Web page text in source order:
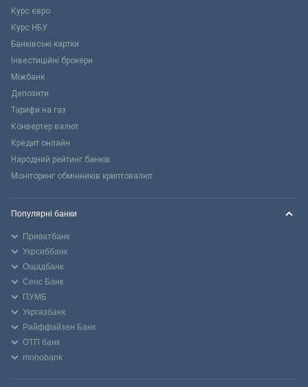
Курс євро
Курс НБУ
Банківські картки
Інвестиційні брокери
Міжбанк
Депозити
Тарифи на газ
Конвертер валют
Кредит онлайн
Народний рейтинг банків
Моніторинг обмінників криптовалют
Популярні банки
Приватбанк
Укрсиббанк
Ощадбанк
Сенс Банк
ПУМБ
Укргазбанк
Райффайзен Банк
ОТП банк
monobank